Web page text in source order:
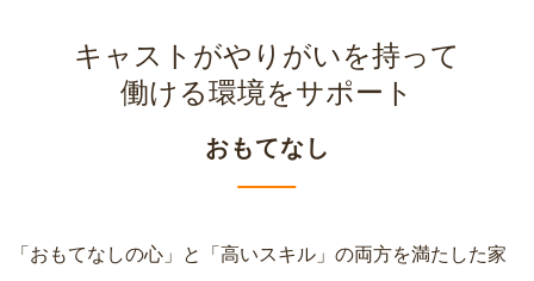
キャストがやりがいを持って
働ける環境をサポート
おもてなし
「おもてなしの心」と「高いスキル」の両方を満たした家